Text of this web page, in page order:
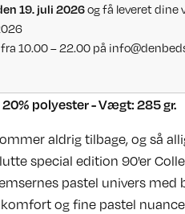
19. juli 2026og få leveret dine
10.00 – 22.00 på
polyester - Vægt: 285 gr.
aldrig tilbage, og så
special edition 90'er
pastel univers med
og fine pastel